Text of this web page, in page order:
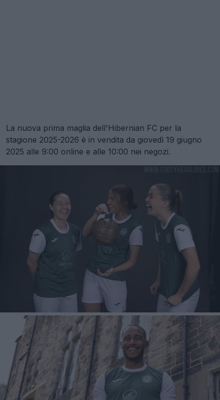
La nuova prima maglia dell'Hibernian FC per la
stagione 2025-2026 è in vendita da giovedì 19 giugno
2025 alle 9:00 online e alle 10:00 nei negozi.